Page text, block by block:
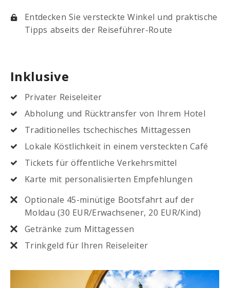
Entdecken Sie versteckte Winkel und praktische
Tipps abseits der Reiseführer-Route
Inklusive
Privater Reiseleiter
Abholung und Rücktransfer von Ihrem Hotel
Traditionelles tschechisches Mittagessen
Lokale Köstlichkeit in einem versteckten Café
Tickets für öffentliche Verkehrsmittel
Karte mit personalisierten Empfehlungen
Optionale 45-minütige Bootsfahrt auf der
Moldau (30 EUR/Erwachsener, 20 EUR/Kind)
Getränke zum Mittagessen
Trinkgeld für Ihren Reiseleiter